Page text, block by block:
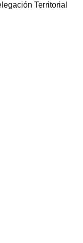
Territorial